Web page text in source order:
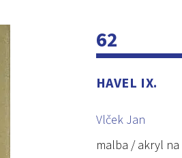
62
HAVEL IX.
Vlček Jan
malba / akryl